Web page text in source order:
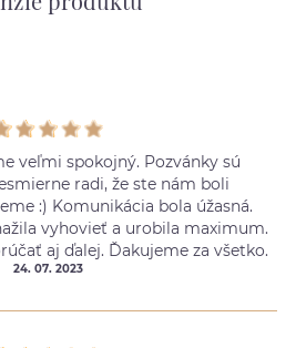
veľmi spokojný. Pozvánky sú
radi, že ste nám boli
:) Komunikácia bola úžasná.
vyhovieť a urobila maximum.
aj ďalej. Ďakujeme za všetko.
24. 07. 2023